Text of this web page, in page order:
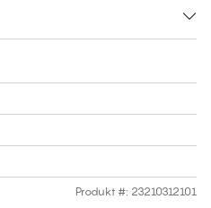
Produkt #: 23210312101